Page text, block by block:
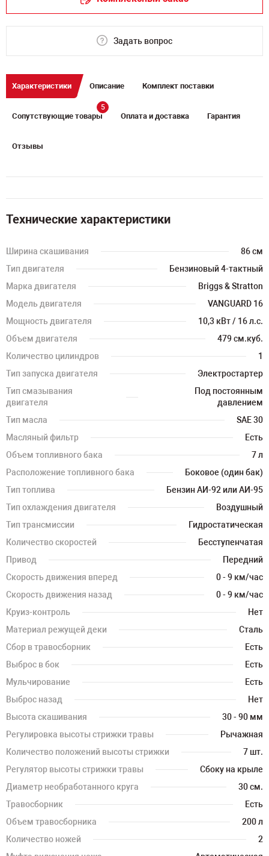
Задать вопрос
Характеристики Описание Комплект поставки
Сопутствующие товары
5
Оплата и доставка Гарантия
Отзывы
Технические характеристики
Ширина скашивания
86 см
Тип двигателя
Бензиновый 4-тактный
Марка двигателя
Briggs & Stratton
Модель двигателя
VANGUARD 16
Мощность двигателя
10,3 кВт / 16 л.с.
Объем двигателя
479 см.куб.
Количество цилиндров
1
Тип запуска двигателя
Электростартер
Тип смазывания
двигателя
Под постоянным
давлением
Тип масла
SAE 30
Масляный фильтр
Есть
Объем топливного бака
7 л
Расположение топливного бака
Боковое (один бак)
Тип топлива
Бензин АИ-92 или АИ-95
Тип охлаждения двигателя
Воздушный
Тип трансмиссии
Гидростатическая
Количество скоростей
Бесступенчатая
Привод
Передний
Скорость движения вперед
0 - 9 км/час
Скорость движения назад
0 - 9 км/час
Круиз-контроль
Нет
Материал режущей деки
Сталь
Сбор в травосборник
Есть
Выброс в бок
Есть
Мульчирование
Есть
Выброс назад
Нет
Высота скашивания
30 - 90 мм
Регулировка высоты стрижки травы
Рычажная
Количество положений высоты стрижки
7 шт.
Регулятор высоты стрижки травы
Сбоку на крыле
Диаметр необработанного круга
30 см.
Травосборник
Есть
Объем травосборника
200 л
Количество ножей
2